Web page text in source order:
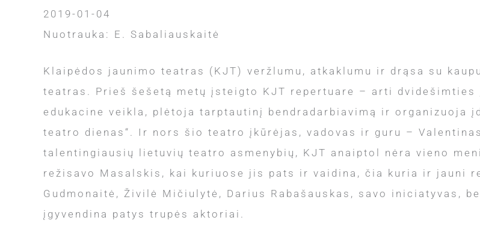
2019-01-04
Nuotrauka: E. Sabaliauskaitė
Klaipėdos jaunimo teatras (KJT) veržlumu, atkaklumu ir drąsa su
teatras. Prieš šešetą metų įsteigto KJT repertuare – arti
edukacine veikla, plėtoja tarptautinį bendradarbiavimą ir organizuoja
teatro dienas“. Ir nors šio teatro įkūrėjas, vadovas ir guru –
talentingiausių lietuvių teatro asmenybių, KJT anaiptol nėra vieno
režisavo Masalskis, kai kuriuose jis pats ir vaidina, čia kuria ir jauni
Gudmonaitė, Živilė Mičiulytė, Darius Rabašauskas, savo iniciatyvas,
įgyvendina patys trupės aktoriai.